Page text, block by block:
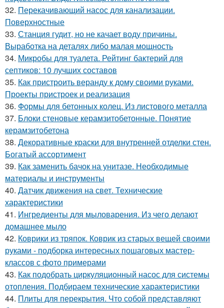
32. Перекачивающий насос для канализации.
Поверхностные
33. Станция гудит, но не качает воду причины.
Выработка на деталях либо малая мощность
34. Микробы для туалета. Рейтинг бактерий для
септиков: 10 лучших составов
35. Как пристроить веранду к дому своими руками.
Проекты пристроек и реализация
36. Формы для бетонных колец. Из листового металла
37. Блоки стеновые керамзитобетонные. Понятие
керамзитобетона
38. Декоративные краски для внутренней отделки стен.
Богатый ассортимент
39. Как заменить бачок на унитазе. Необходимые
материалы и инструменты
40. Датчик движения на свет. Технические
характеристики
41. Ингредиенты для мыловарения. Из чего делают
домашнее мыло
42. Коврики из тряпок. Коврик из старых вещей своими
руками - подборка интересных пошаговых мастер-
классов с фото примерами
43. Как подобрать циркуляционный насос для системы
отопления. Подбираем технические характеристики
44. Плиты для перекрытия. Что собой представляют